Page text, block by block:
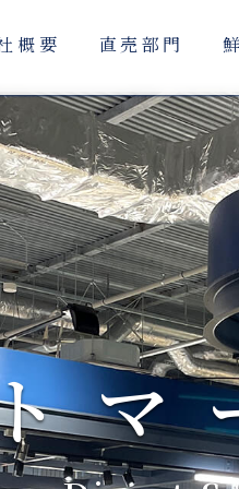
概要 直売部門
マ